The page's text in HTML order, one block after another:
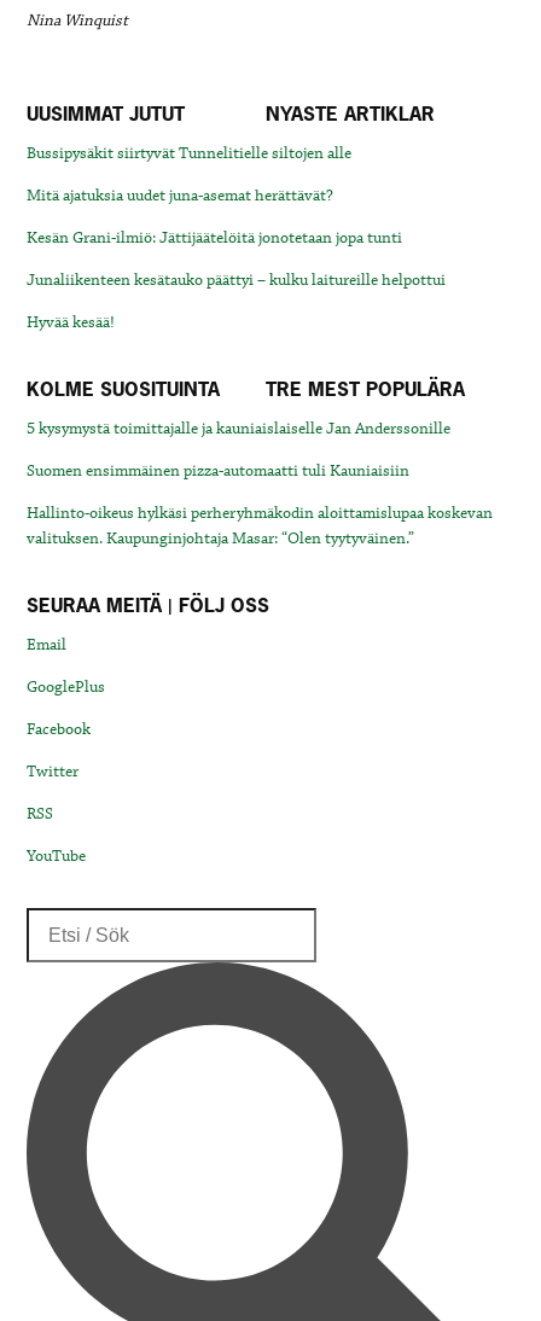
Nina Winquist
UUSIMMAT JUTUT NYASTE ARTIKLAR
Bussipysäkit siirtyvät Tunnelitielle siltojen alle
Mitä ajatuksia uudet juna-asemat herättävät?
Kesän Grani-ilmiö: Jättijäätelöitä jonotetaan jopa tunti
Junaliikenteen kesätauko päättyi – kulku laitureille helpottui
Hyvää kesää!
KOLME SUOSITUINTA TRE MEST POPULÄRA
5 kysymystä toimittajalle ja kauniaislaiselle Jan Anderssonille
Suomen ensimmäinen pizza-automaatti tuli Kauniaisiin
Hallinto-oikeus hylkäsi perheryhmäkodin aloittamislupaa koskevan
valituksen. Kaupunginjohtaja Masar: “Olen tyytyväinen.”
SEURAA MEITÄ | FÖLJ OSS
Email
GooglePlus
Facebook
Twitter
RSS
YouTube